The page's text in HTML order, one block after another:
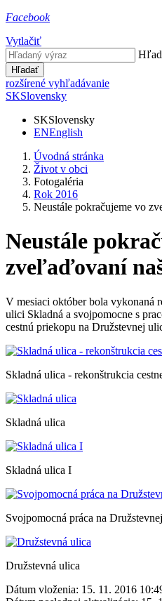
Facebook
Vytlačiť
Hľadať
rozšírené vyhľadávanie
SKSlovensky
SKSlovensky
ENEnglish
Úvodná stránka
Život v obci
Fotogaléria
Rok 2016
Neustále pokračujeme vo
Neustále
zveľaďovaní
V mesiaci október bola vykonaná
ulici Skladná a svojpomocne s
cestnú priekopu na Družstevnej
Skladná ulica - rekonštrukcia
Skladná ulica
Skladná ulica I
Svojpomocná práca na
Družstevná ulica
Dátum vloženia: 15. 11. 2016